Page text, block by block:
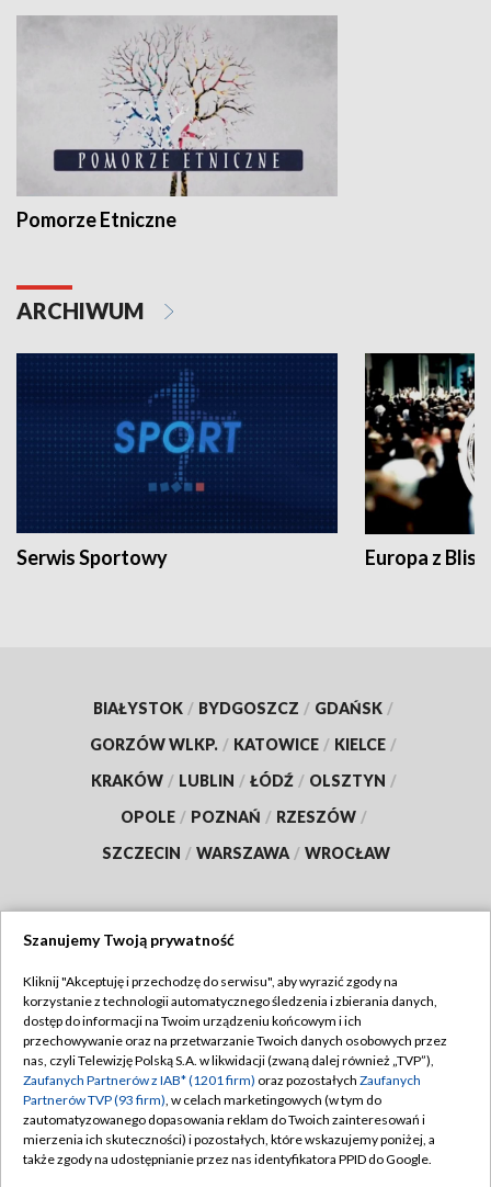
Pomorze Etniczne
ARCHIWUM
Serwis Sportowy Europa z
BIAŁYSTOK / BYDGOSZCZ / GDAŃSK /
GORZÓW WLKP. / KATOWICE / KIELCE /
KRAKÓW / LUBLIN / ŁÓDŹ / OLSZTYN /
OPOLE / POZNAŃ / RZESZÓW /
SZCZECIN / WARSZAWA / WROCŁAW
TVP
Abonament TVP
Emisja w TVP
Centrum informacji TVP
Naziemna Telewizja Cyfrowa
Regulamin TVP
Polityka prywatności
Moje zgody
Pomoc
Szanujemy Twoją prywatność
Kliknij "Akceptuję i przechodzę do serwisu", aby wyrazić zgody na
korzystanie z technologii automatycznego śledzenia i zbierania danych,
dostęp do informacji na Twoim urządzeniu końcowym i ich
przechowywanie oraz na przetwarzanie Twoich danych osobowych przez
nas, czyli Telewizję Polską S.A. w likwidacji (zwaną dalej również „TVP”),
Zaufanych Partnerów z IAB* (1201 firm) oraz pozostałych Zaufanych
Partnerów TVP (93 firm), w celach marketingowych (w tym do
zautomatyzowanego dopasowania reklam do Twoich zainteresowań i
mierzenia ich skuteczności) i pozostałych, które wskazujemy poniżej, a
także zgody na udostępnianie przez nas identyfikatora PPID do Google.